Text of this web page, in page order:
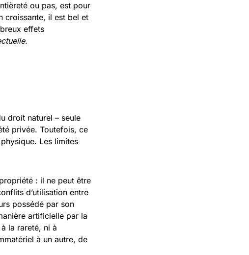
ou pas, est pour
croissante, il est bel et
effets
droit naturel – seule
privée. Toutefois, ce
Les limites
: il ne peut être
d’utilisation entre
possédé par son
artificielle par la
la rareté, ni à
à un autre, de